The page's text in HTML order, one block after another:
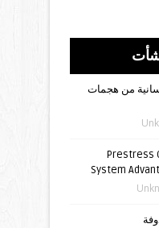
من هجمات
Prestress
System